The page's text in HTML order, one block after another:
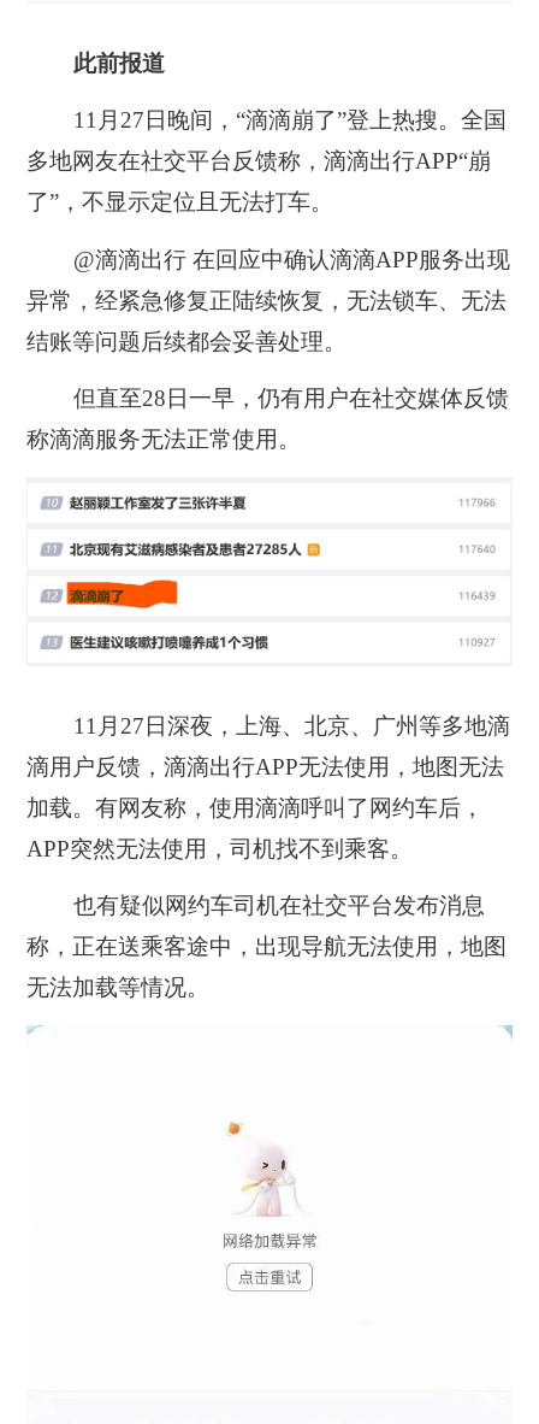
此前报道
11月27日晚间，“滴滴崩了”登上热搜。全国
多地网友在社交平台反馈称，滴滴出行APP“崩
了”，不显示定位且无法打车。
@滴滴出行 在回应中确认滴滴APP服务出现
异常，经紧急修复正陆续恢复，无法锁车、无法
结账等问题后续都会妥善处理。
但直至28日一早，仍有用户在社交媒体反馈
称滴滴服务无法正常使用。
11月27日深夜，上海、北京、广州等多地滴
滴用户反馈，滴滴出行APP无法使用，地图无法
加载。有网友称，使用滴滴呼叫了网约车后，
APP突然无法使用，司机找不到乘客。
也有疑似网约车司机在社交平台发布消息
称，正在送乘客途中，出现导航无法使用，地图
无法加载等情况。